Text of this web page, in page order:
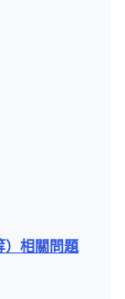
）相關問題